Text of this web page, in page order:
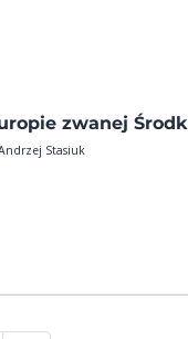
zwanej
Stasiuk